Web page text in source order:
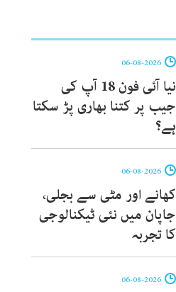
نیا آئی فون 18 آپ کی
جیب پر کتنا بھاری پڑ سکتا
ہے؟
کھانے اور مٹی سے بجلی،
جاپان میں نئی ٹیکنالوجی
کا تجربہ